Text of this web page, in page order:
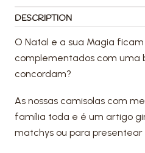
DESCRIPTION
O Natal e a sua Magia
complementados com uma
concordam?
As nossas camisolas com
família toda e é um artigo
matchys ou para presentear